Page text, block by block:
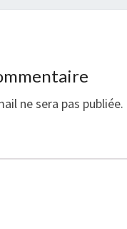
ne sera pas publiée.